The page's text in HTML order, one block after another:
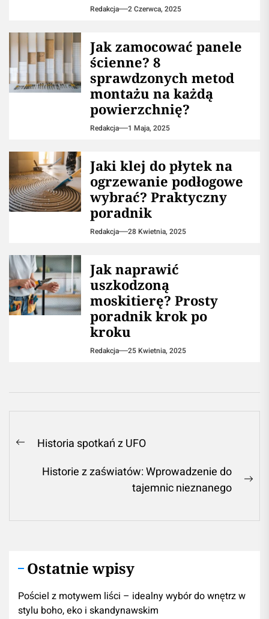
Redakcja 2 Czerwca, 2025
Jak zamocować panele
ścienne? 8
sprawdzonych metod
montażu na każdą
powierzchnię?
Redakcja 1 Maja, 2025
Jaki klej do płytek na
ogrzewanie podłogowe
wybrać? Praktyczny
poradnik
Redakcja 28 Kwietnia, 2025
Jak naprawić
uszkodzoną
moskitierę? Prosty
poradnik krok po
kroku
Redakcja 25 Kwietnia, 2025
Nawigacja
Previous
Historia spotkań z UFO
Historie z zaświatów: Wprowadzenie do
tajemnic nieznanego
Ostatnie wpisy
Pościel z motywem liści – idealny wybór do wnętrz w
stylu boho, eko i skandynawskim